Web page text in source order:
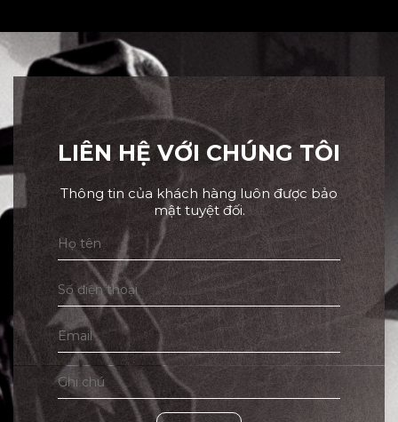
LIÊN HỆ VỚI CHÚNG TÔI
Thông tin của khách hàng luôn được bảo
mật tuyệt đối.